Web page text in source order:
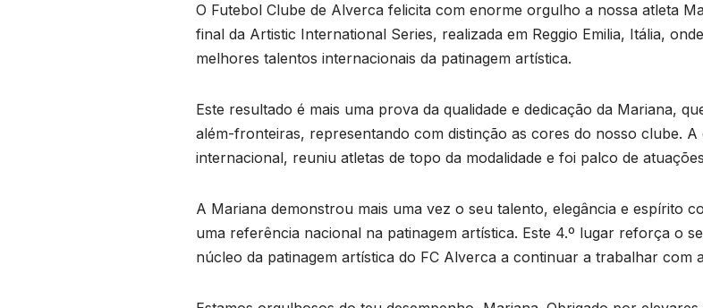
O Futebol Clube de Alverca felicita com enorme orgulho a nossa atleta
final da Artistic International Series, realizada em Reggio Emilia, Itália,
melhores talentos internacionais da patinagem artística.
Este resultado é mais uma prova da qualidade e dedicação da Mariana,
além-fronteiras, representando com distinção as cores do nosso clube.
internacional, reuniu atletas de topo da modalidade e foi palco de
A Mariana demonstrou mais uma vez o seu talento, elegância e espírito
uma referência nacional na patinagem artística. Este 4.º lugar reforça o
núcleo da patinagem artística do FC Alverca a continuar a trabalhar com